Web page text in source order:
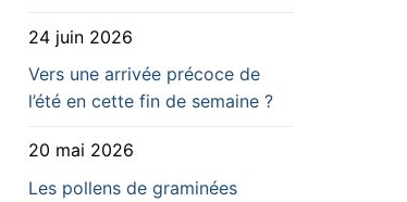
24 juin 2026
Vers une arrivée précoce de
l’été en cette fin de semaine ?
20 mai 2026
Les pollens de graminées